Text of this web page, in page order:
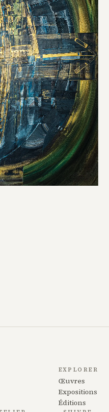
EXPLORER
Œuvres
Expositions
Éditions